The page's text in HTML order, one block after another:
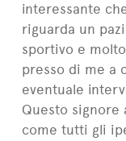
interessante
riguarda un
sportivo e
presso di me a
eventuale
Questo signore
come tutti gli